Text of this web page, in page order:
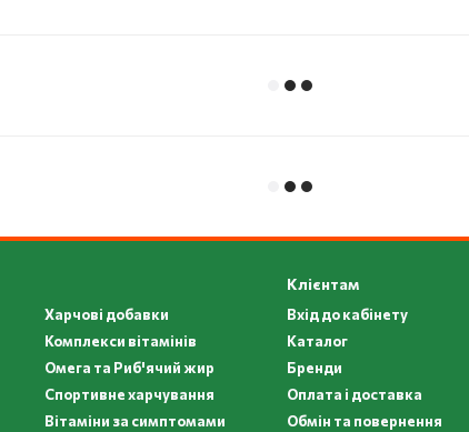
Харчові добавки
Комплекси вітамінів
Омега та Риб'ячий жир
Спортивне харчування
Вітаміни за симптомами
Клієнтам
Вхід до кабінету
Каталог
Бренди
Оплата і доставка
Обмін та повернення